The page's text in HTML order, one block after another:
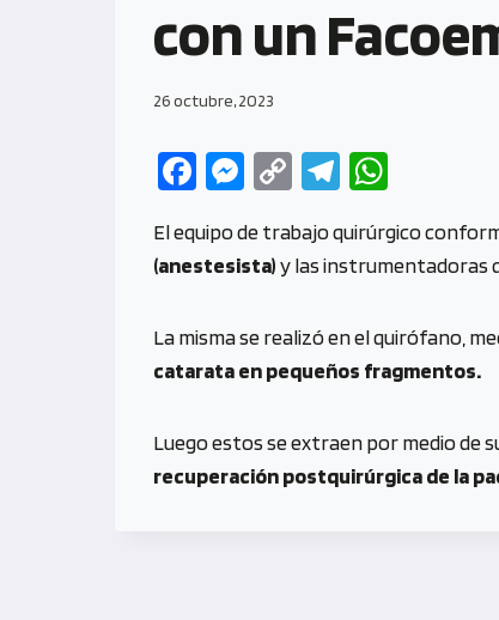
con un
26 octubre, 2023
Fa
b
o
o
k
M
se
n
g
er
C
py
Li
n
k
Te
gr
a
m
at
s
A
p
El equipo de trabajo quirúrgico
(anestesista)y las instrumentadoras
La misma se realizó en el quirófano,
catarata en pequeños fragmentos.
Luego estos se extraen por medio de
recuperación postquirúrgica de la